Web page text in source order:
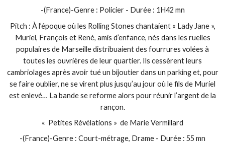
-(France)-Genre : Policier - Durée : 1H42 mn
Pitch : À l’époque où les Rolling Stones chantaient « Lady Jane »,
Muriel, François et René, amis d’enfance, nés dans les ruelles
populaires de Marseille distribuaient des fourrures volées à
toutes les ouvrières de leur quartier. Ils cessèrent leurs
cambriolages après avoir tué un bijoutier dans un parking et, pour
se faire oublier, ne se virent plus jusqu’au jour où le fils de Muriel
est enlevé… La bande se reforme alors pour réunir l’argent de la
rançon.
« Petites Révélations » de Marie Vermillard
-(France)-Genre : Court-métrage, Drame - Durée : 55 mn